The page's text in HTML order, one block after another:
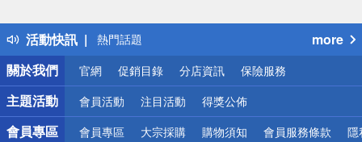
活動快訊
得獎公告
熱門話題
銀行優惠
偏遠地區配送
詐騙網頁！請小心！
more
關於我們
官網 促銷目錄 分店資訊 保險服務
主題活動 會員活動 注目活動 得獎公佈
會員專區 會員專區 大宗採購 購物須知 會員服務條款 隱